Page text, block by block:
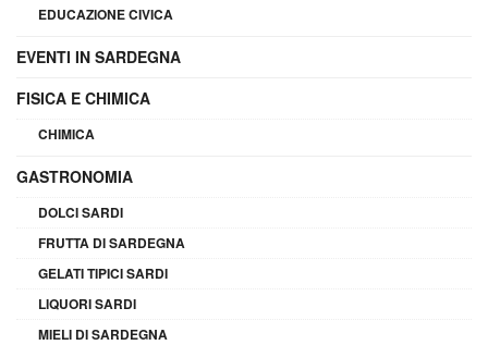
EDUCAZIONE CIVICA
EVENTI IN SARDEGNA
FISICA E CHIMICA
CHIMICA
GASTRONOMIA
DOLCI SARDI
FRUTTA DI SARDEGNA
GELATI TIPICI SARDI
LIQUORI SARDI
MIELI DI SARDEGNA